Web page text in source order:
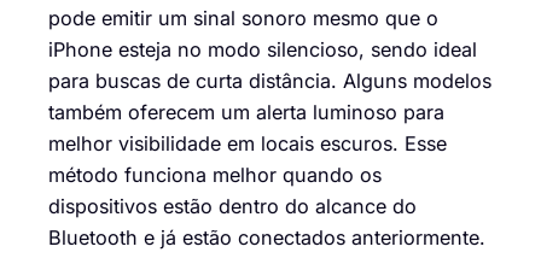
pode emitir um sinal sonoro mesmo que o
iPhone esteja no modo silencioso, sendo ideal
para buscas de curta distância. Alguns modelos
também oferecem um alerta luminoso para
melhor visibilidade em locais escuros. Esse
método funciona melhor quando os
dispositivos estão dentro do alcance do
Bluetooth e já estão conectados anteriormente.